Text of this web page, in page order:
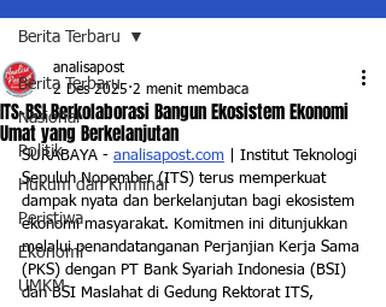
Berita Terbaru
Nasional
Politik
Hukum dan Kriminal
Peristiwa
Ekonomi
UMKM
Berita Terbaru
ITS-BSI Berkolaborasi Bangun Ekosistem Ekonomi
Umat yang Berkelanjutan
analisapost
2 Des 2025 2 menit membaca
SURABAYA - analisapost.com | Institut Teknologi
Sepuluh Nopember (ITS) terus memperkuat
dampak nyata dan berkelanjutan bagi ekosistem
ekonomi masyarakat. Komitmen ini ditunjukkan
melalui penandatanganan Perjanjian Kerja Sama
(PKS) dengan PT Bank Syariah Indonesia (BSI)
dan BSI Maslahat di Gedung Rektorat ITS,